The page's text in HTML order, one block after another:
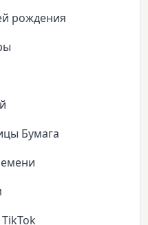
рождения
Бумага